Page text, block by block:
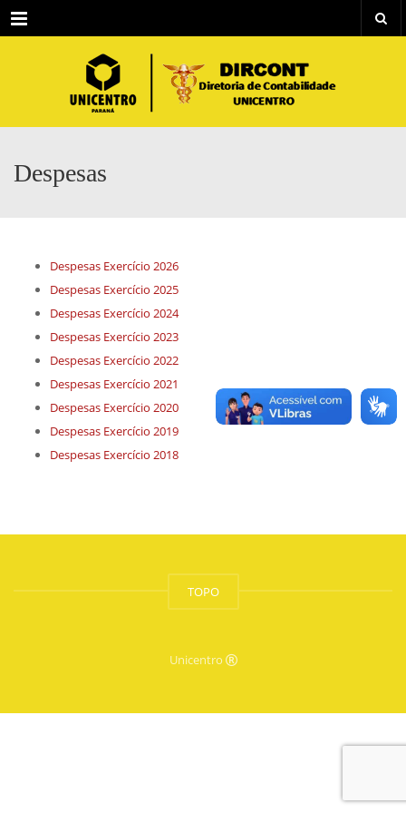
Menu
Despesas
Despesas Exercício 2026
Despesas Exercício 2025
Despesas Exercício 2024
Despesas Exercício 2023
Despesas Exercício 2022
Despesas Exercício 2021
Despesas Exercício 2020
Despesas Exercício 2019
Despesas Exercício 2018
TOPO
Unicentro